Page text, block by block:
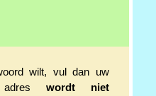
wilt, vul dan uw
adres wordt niet